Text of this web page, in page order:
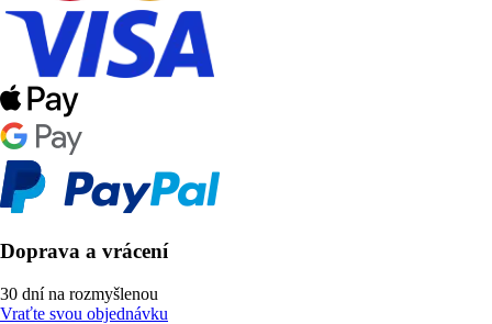
Doprava a vrácení
30 dní na rozmyšlenou
Vraťte svou objednávku